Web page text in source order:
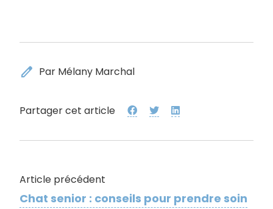
edit Par Mélany Marchal
Partager cet article
Article précédent
Chat senior : conseils pour prendre soin